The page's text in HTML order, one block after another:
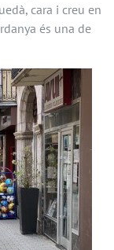
cara i creu en
és una de